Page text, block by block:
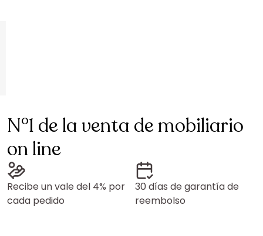
N°1 de la venta de mobiliario
on line
Recibe un vale del 4% por
cada pedido
30 días de garantía de
reembolso